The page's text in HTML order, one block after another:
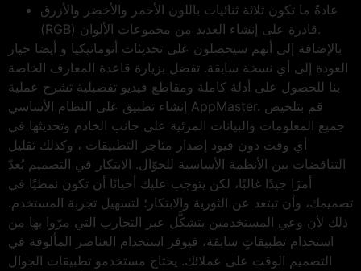
عادةً ما تكون ثلاثة ثنائيات باللون الأحمر والأخضر والأزرق
(RGB) قادرة على إنشاء العديد من مجموعات الألوان.
بالإضافة إلى أنهم سيحصلون على تحديثات أتوماتيكيا و أيضا خيار
العودة إلى أي نسخة سابقة. تفضل بزيارة قاعدة المعارف الخاصة
بنا للحصول على أدلة كاملة ومقاطع فيديو تفصيلية تشرح عملية
إنشاء تطبيق على النظام الأساسي AppMaster. قم بتلخيص
جميع المعلومات والبيانات المرئية على جانب الخادم وتحديثها في
أي وقت دون قيود إصدار متاجر التطبيقات ، وكذلك تقليل
التناقضات بين الأنظمة الأساسية للجوّال. الابتكار في التصميم يُعدّ
أمرًا جيدًا غالبًا، لكن يتوجب عليك أحيانًا أن تكون نمطيًا في
تصميمك، وأن تبتعد عن الثورية والابتكار؛ لتسهيل تجربة المستخدم.
ذلك لأن وعي المستخدمين يتشكَّل عبر التجارب التي مرّوا بها من
استخدام تطبيقاتٍ سابقة، فيوفر استخدام العناصر المألوفة في
التصميم الوقت على عملائك. يحتاج مستخدمو تطبيقات الجوال